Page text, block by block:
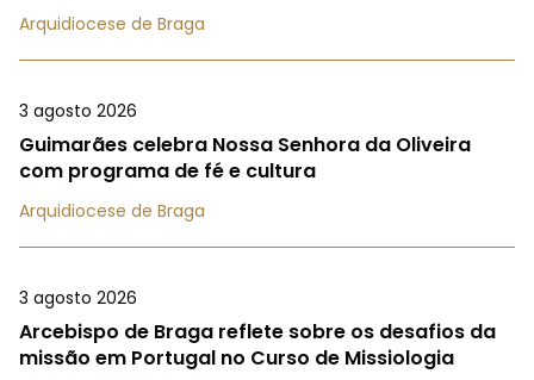
Arquidiocese de Braga
3 agosto 2026
Guimarães celebra Nossa Senhora da Oliveira
com programa de fé e cultura
Arquidiocese de Braga
3 agosto 2026
Arcebispo de Braga reflete sobre os desafios da
missão em Portugal no Curso de Missiologia